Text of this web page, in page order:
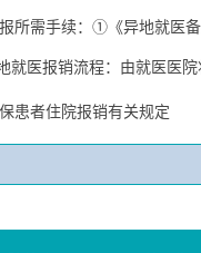
所需手续：①《异地就医
就医报销流程：由就医医
患者住院报销有关规定